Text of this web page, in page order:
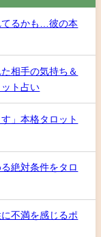
てるかも…彼の本
相手の気持ち＆
ト占い
」本格タロット
絶対条件をタロ
不満を感じるポ